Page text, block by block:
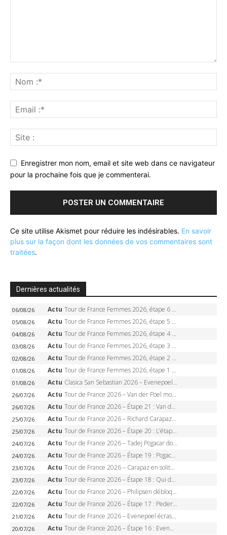
Enregistrer mon nom, email et site web dans ce navigateur
pour la prochaine fois que je commenterai.
Ce site utilise Akismet pour réduire les indésirables. En savoir
plus sur la façon dont les données de vos commentaires sont
traitées.
Dernières actualités
06/08/26 Actu Tour de France Femmes 2026, étape 6 – Kim Le Court-Pienaar gagne à Tournon, Reusser en jaune
05/08/26 Actu Tour de France Femmes 2026, étape 5 – Demi Vollering gagne à Belleville, Reusser en jaune, Ferrand-Prévot coule
04/08/26 Actu Tour de France Femmes 2026, étape 4 – Marlen Reusser écrase le chrono, Ferrand-Prévot en crise
03/08/26 Actu Tour de France Femmes 2026, étape 3 – Sigrid Haugset en solitaire, 88 km d’échappée, maillot jaune
02/08/26 Actu Tour de France Femmes 2026, étape 2 – Lorena Wiebes doublé à Genève, Markus héroïque, 7e record
01/08/26 Actu Tour de France Femmes 2026, étape 1 – Lorena Wiebes intouchable à Lausanne, premier maillot jaune
01/08/26 Actu Clasica San Sebastian 2026 – Evenepoel recordman, 4e victoire, Carapaz battu au sprint
26/07/26 Actu Tour de France 2026 – Van der Poel monumental à Paris, Pogacar égale le record des cinq sacres
26/07/26 Actu Tour de France 2026 – Étape 21 : Van der Poel, Pogacar, qui succédera à Wout van Aert sur les Champs-Elysées ?
25/07/26 Actu Tour de France 2026 – Richard Carapaz roi des Alpes, doublé et maillot à pois, Seixas perd le podium
25/07/26 Actu Tour de France 2026 – Étape 20 : L’étape reine, Galibier, Sarenne, Alpe d’Huez, qui succédera à Pogacar ?
24/07/26 Actu Tour de France 2026 – Tadej Pogacar dompte l’Alpe d’Huez, 5e victoire, record de Pantani pulvérisé
24/07/26 Actu Tour de France 2026 – Étape 19 : Pogacar peut-il enfin dompter l’Alpe d’Huez ?
23/07/26 Actu Tour de France 2026 – Carapaz en solitaire à Orcières-Merlette, Paret-Peintre à un point du maillot à pois
23/07/26 Actu Tour de France 2026 – Étape 18 : Qui domptera Orcières-Merlette, première marche vers l’Alpe d’Huez ?
22/07/26 Actu Tour de France 2026 – Philipsen débloque son compteur à Voiron, Pedersen en danger pour le maillot vert
22/07/26 Actu Tour de France 2026 – Étape 17 : Pedersen peut-il verrouiller le maillot vert à Voiron ?
21/07/26 Actu Tour de France 2026 – Evenepoel écrase le chrono d’Évian, Seixas 4e, Lipowitz abandonne
20/07/26 Actu Tour de France 2026 – Étape 16 : Evenepoel, Pogacar, Ganna… qui domptera le chrono d’Évian pour redessiner le podium ?